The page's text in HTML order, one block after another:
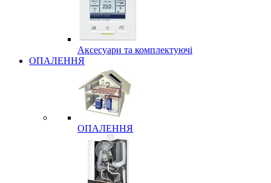
Аксесуари та комплектуючі
ОПАЛЕННЯ
ОПАЛЕННЯ